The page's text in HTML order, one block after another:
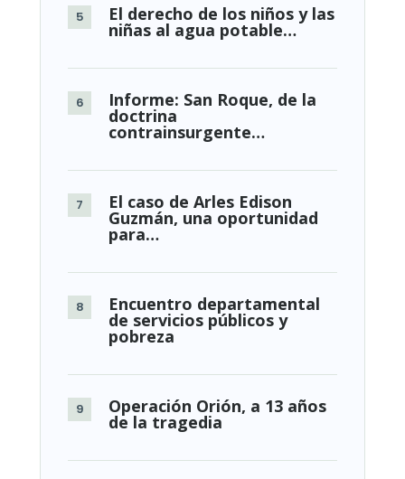
El derecho de los niños y las
niñas al agua potable…
Informe: San Roque, de la
doctrina
contrainsurgente…
El caso de Arles Edison
Guzmán, una oportunidad
para…
Encuentro departamental
de servicios públicos y
pobreza
Operación Orión, a 13 años
de la tragedia